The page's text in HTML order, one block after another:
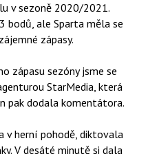
v sezoně 2020/2021.
bodů, ale Sparta měla se
zápasy.
zápasu sezóny jsme se
StarMedia, která
pak dodala komentátora.
v herní pohodě, diktovala
V desáté minutě si dala